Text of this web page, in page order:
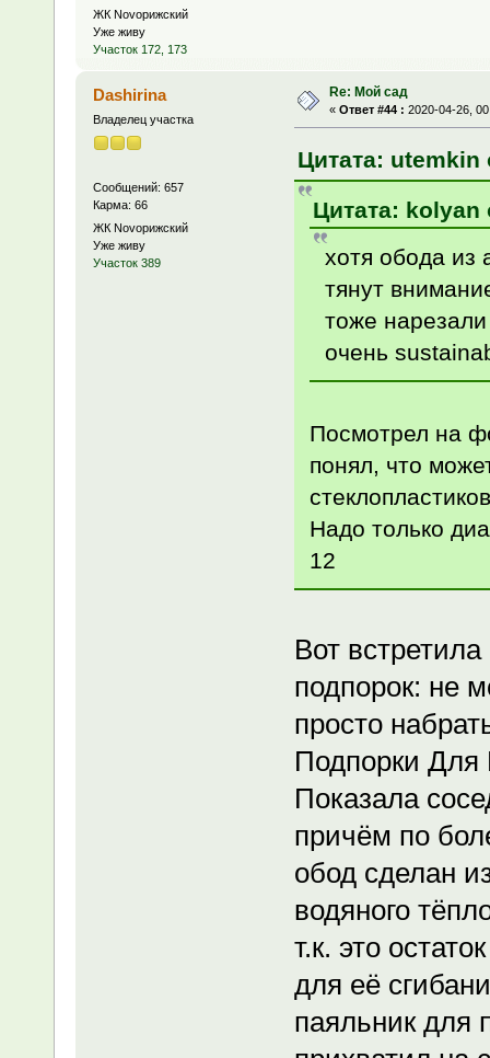
ЖК Novoрижский
Уже живу
Участок 172, 173
Dashirina
Владелец участка
Сообщений: 657
Карма: 66
ЖК Novoрижский
Уже живу
Участок 389
Re: Мой сад
« Ответ #44 : 2020-04-26,
Цитата: utemkin
Цитата: kolyan
хотя обода из
тянут
тоже
очень
Посмотрел на
понял, что
Надо только
12
Вот
подпорок: не
просто
Подпорки Для
Показала
причём по
обод сделан
водяного
т.к. это
для её
паяльник для